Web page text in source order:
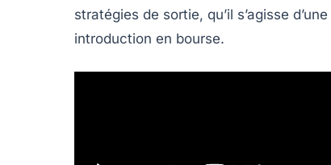
stratégies de sortie, qu’il s’agisse d’une
introduction en bourse.